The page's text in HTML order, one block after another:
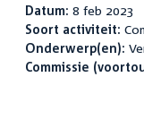
Datum: 8 feb 2023
Soort activiteit:
Onderwerp(en):
Commissie